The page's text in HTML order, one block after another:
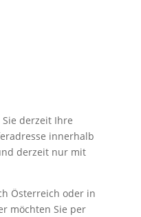
derzeit Ihre
innerhalb
derzeit nur mit
Österreich oder in
möchten Sie per